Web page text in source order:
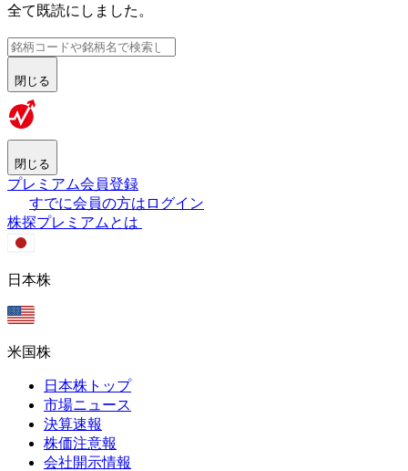
全て既読にしました。
閉じる
閉じる
プレミアム会員登録
すでに会員の方はログイン
株探プレミアムとは
日本株
米国株
日本株トップ
市場ニュース
決算速報
株価注意報
会社開示情報